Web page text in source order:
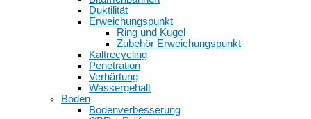
Duktilität
Erweichungspunkt
Ring und Kugel
Zubehör Erweichungspunkt
Kaltrecycling
Penetration
Verhärtung
Wassergehalt
Boden
Bodenverbesserung